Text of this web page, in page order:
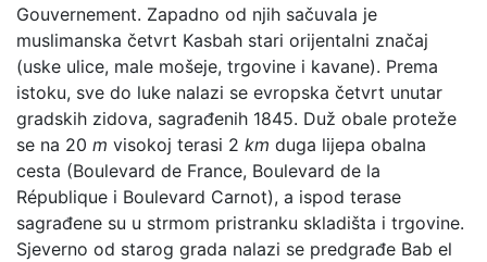
Gouvernement. Zapadno od njih sačuvala je
muslimanska četvrt Kasbah stari orijentalni značaj
(uske ulice, male mošeje, trgovine i kavane). Prema
istoku, sve do luke nalazi se evropska četvrt unutar
gradskih zidova, sagrađenih 1845. Duž obale proteže
se na 20 m visokoj terasi 2 km duga lijepa obalna
cesta (Boulevard de France, Boulevard de la
République i Boulevard Carnot), a ispod terase
sagrađene su u strmom pristranku skladišta i trgovine.
Sjeverno od starog grada nalazi se predgrađe Bab el